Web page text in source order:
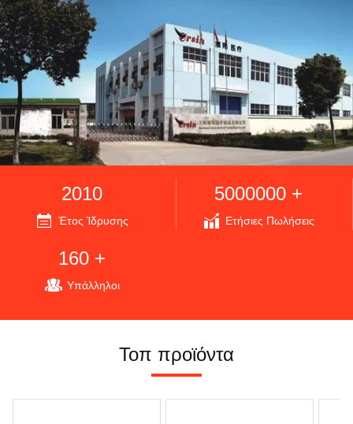
2010
Έτος Ίδρυσης
5000000 +
Ετήσιες Πωλήσεις
160 +
Υπάλληλοι
Τοπ προϊόντα